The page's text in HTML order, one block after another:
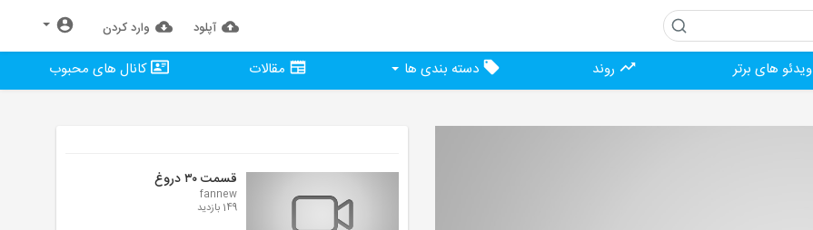
آپلود وارد كردن
ویدئو های برتر روند دسته بندی ها مقالات کانال های محبوب
قسمت ۳۰ دروغ
fannew
149 بازدید